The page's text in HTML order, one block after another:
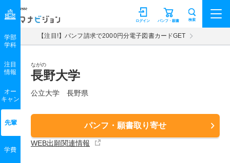
マナビジョン パンフ・願書
ログイン 検索
【注目!】パンフ請求で2000円分電子図書カードGET
ながの
長野大学
公立大学 長野県
パンフ・願書取り寄せ
WEB出願関連情報
学部
学科
注目
情報
オー
キャン
先輩
学費